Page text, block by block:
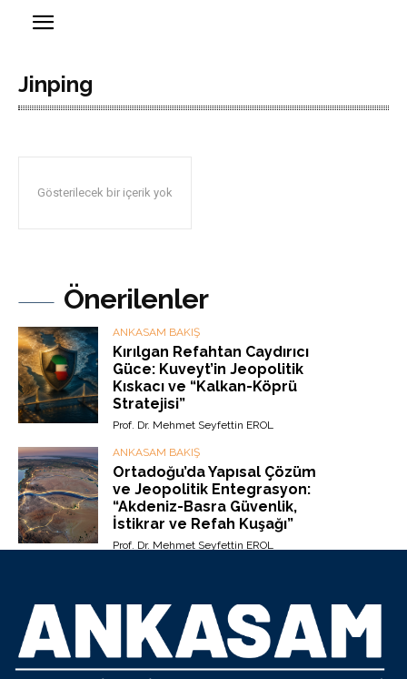
Jinping
Gösterilecek bir içerik yok
Önerilenler
ANKASAM BAKIŞ
Kırılgan Refahtan Caydırıcı
Güce: Kuveyt’in Jeopolitik
Kıskacı ve “Kalkan-Köprü
Stratejisi”
Prof. Dr. Mehmet Seyfettin EROL
ANKASAM BAKIŞ
Ortadoğu’da Yapısal Çözüm
ve Jeopolitik Entegrasyon:
“Akdeniz-Basra Güvenlik,
İstikrar ve Refah Kuşağı”
Prof. Dr. Mehmet Seyfettin EROL